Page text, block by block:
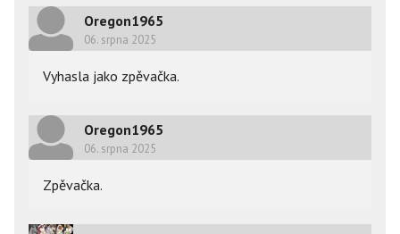
Oregon1965
06. srpna 2025
Vyhasla jako zpěvačka.
Oregon1965
06. srpna 2025
Zpěvačka.